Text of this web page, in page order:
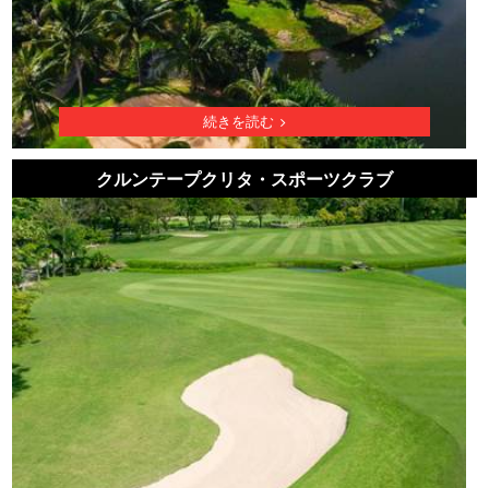
続きを読む
クルンテープクリタ・スポーツクラブ